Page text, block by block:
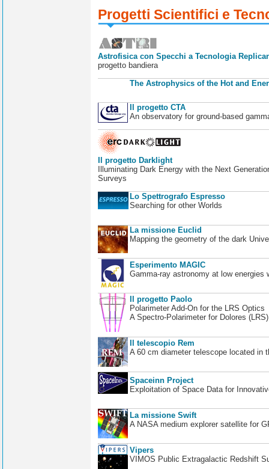
Progetti Scientifici e
Astrofisica con Specchi a Tecnologia
progetto bandiera
The Astrophysics of the Hot and
Il progetto CTA
An observatory for ground-based
Il progetto Darklight
Illuminating Dark Energy with the Next
Surveys
Lo Spettrografo Espresso
Searching for other Worlds
La missione Euclid
Mapping the geometry of the dark
Esperimento MAGIC
Gamma-ray astronomy at low energies
Il progetto Paolo
Polarimeter Add-On for the LRS Optics
A Spectro-Polarimeter for Dolores
Il telescopio Rem
A 60 cm diameter telescope located in
Spaceinn Project
Exploitation of Space Data for
La missione Swift
A NASA medium explorer satellite for
Vipers
VIMOS Public Extragalactic Redshift